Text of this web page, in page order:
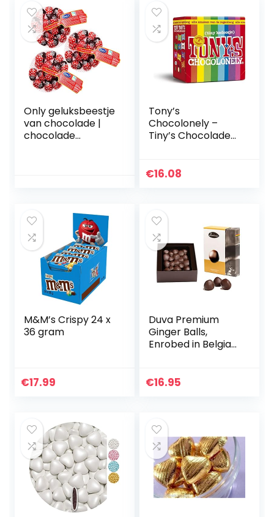
Only geluksbeestje
van chocolade |
chocolade
Tony’s
Chocolonely –
Tiny’s Chocolade
Uitdeel
Fairtrade
Chocolade
€16.08
M&M’s Crispy 24 x
36 gram
€17.99
Duva Premium
Ginger Balls,
Enrobed in Belgian
€16.95